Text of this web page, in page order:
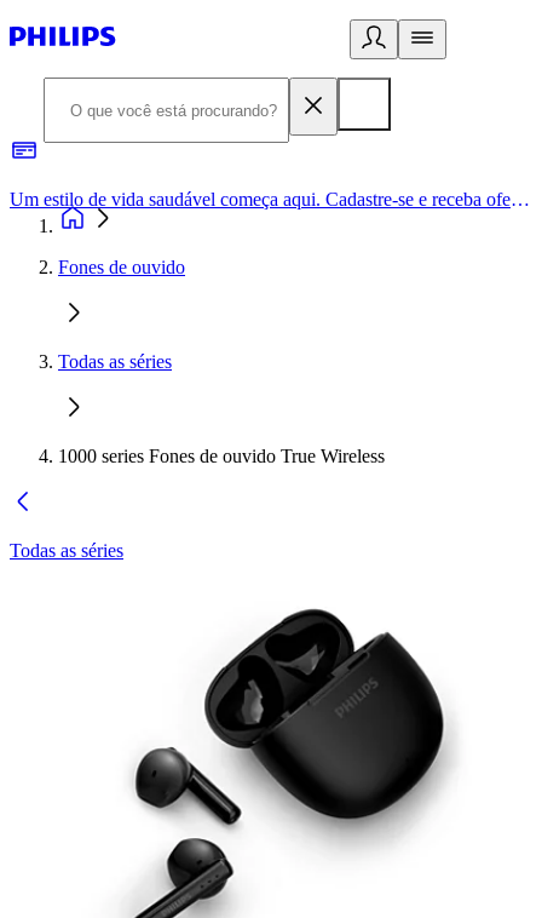
Um estilo de vida saudável começa aqui. Cadastre-se e receba ofertas exclusivas.
Fones de ouvido
Todas as séries
1000 series Fones de ouvido True Wireless
Todas as séries